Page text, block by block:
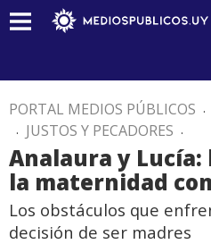
PORTAL MEDIOS PÚBLICOS .
. JUSTOS Y PECADORES .
Analaura y Lucía:
la maternidad
Los obstáculos que
decisión de ser madres